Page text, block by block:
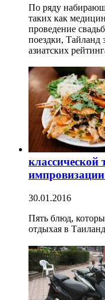
По ряду
таких как
проведение
поездки, Тайланд
азиатских
классической
30.01.2016
Пять блюд,
отдыхая в